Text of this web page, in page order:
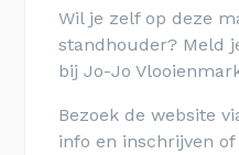
Wil je zelf op deze
standhouder? Meld
bij Jo-Jo
Bezoek de website
info en inschrijven